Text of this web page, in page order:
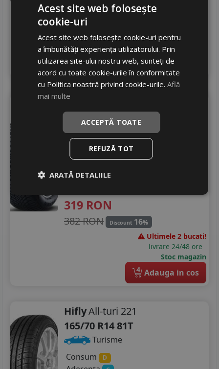
268 RON 19%
livrare 24/48 ore
Stoc magazin
4 Adauga in cos
Nexen
Winguard snowg3 wh21
165/70 R14 81T
Turisme
Aderenta C
319 RON
382 RON Discount 16%
Ultimele 2 bucati!
livrare 24/48 ore
Stoc magazin
4 Adauga in cos
HiflyAll-turi 221
165/70 R14 81T
Turisme
Consum
D
Acest site web folosește
cookie-uri
Acest site web folosește cookie-uri pentru
a îmbunătăți experiența utilizatorului. Prin
utilizarea site-ului nostru web, sunteți de
acord cu toate cookie-urile în conformitate
cu Politica noastră privind cookie-urile.Află
mai multe
ACCEPTĂ TOATE
REFUZĂ TOT
ARATĂ DETALIILE